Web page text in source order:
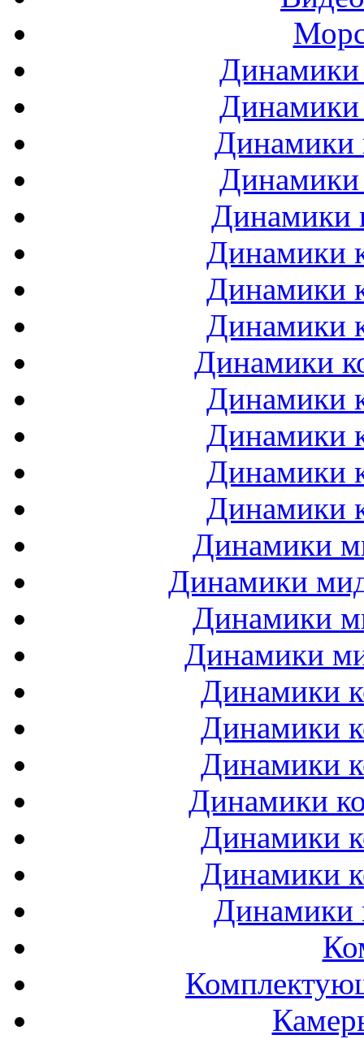
Динамики
Динамики
Динамики
Динамики
Динамики
Динамики
Динамики
Динамики
Динамики
Динамики
Динамики
Динамики
Динамики
Динамики
Динамики
Динамики
Динамики
Динамики
Динамики
Динамики
Динамики
Динамики
Динамики
Динамики